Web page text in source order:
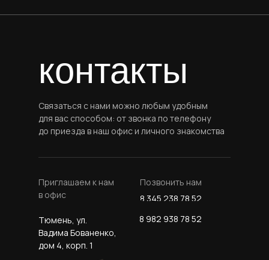
Приглашаем к нам
в офис
Тюмень, ул.
Вадима Бованенко,
дом 4, корп. 1
Позвонить нам
контакты
Связаться с нами можно любым удобным
для вас способом: от звонка по телефону
до приезда в наш офис и личного знакомства
8 345 238 78 52
8 982 938 78 52